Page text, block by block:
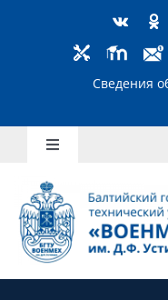
Toggle
Школьникам
Абитуриентам